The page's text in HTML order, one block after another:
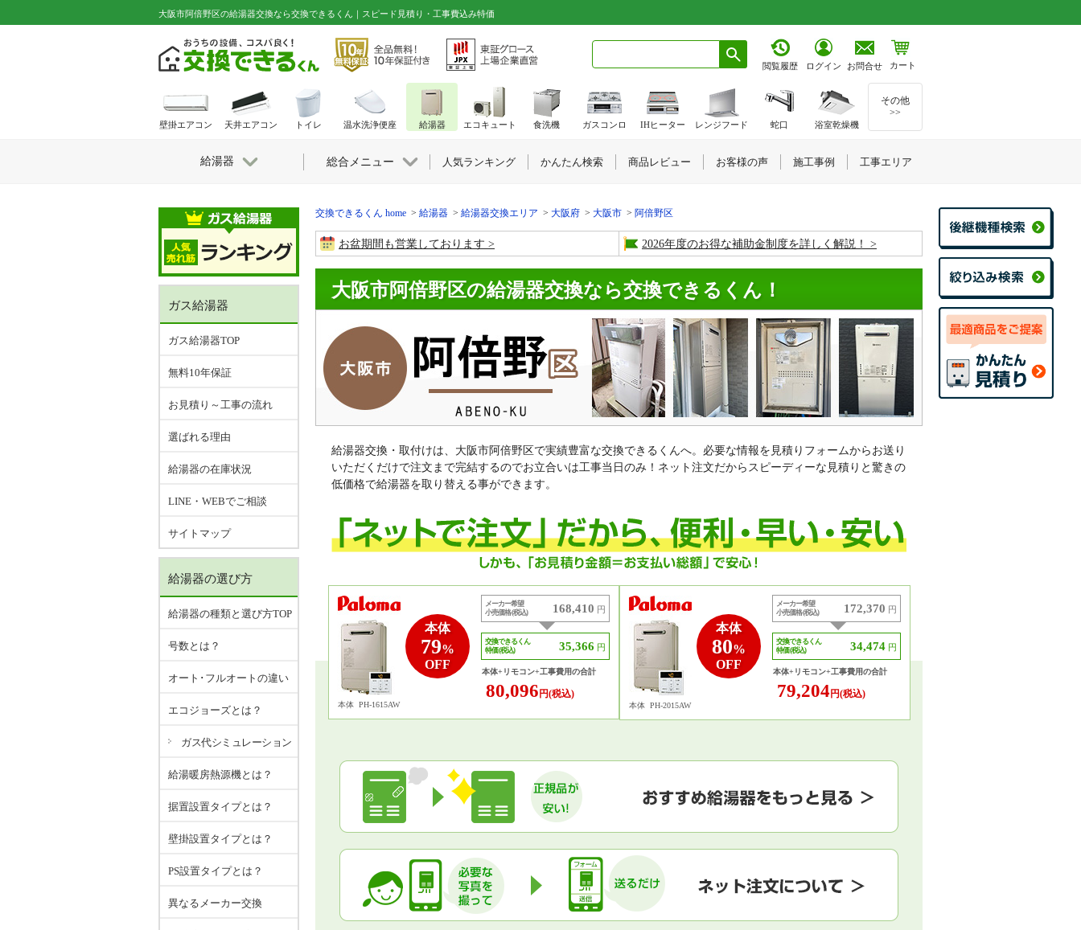
大阪市阿倍野区の給湯器交換なら交換できるくん｜スピード見積り・工事費込み特価
閲覧履歴 ログイン お問合せ カート
交換できるくん home 給湯器 給湯器交換エリア 大阪府 大阪市 阿倍野区
お盆期間も営業しております 2026年度のお得な補助金制度を詳しく解説！
大阪市阿倍野区の給湯器交換なら交換できるくん！
給湯器交換・取付けは、大阪市阿倍野区で実績豊富な交換できるくんへ。必要な情報を見積りフォームからお送り
いただくだけで注文まで完結するのでお立合いは工事当日のみ！ネット注文だからスピーディーな見積りと驚きの
低価格で給湯器を取り替える事ができます。
本体
79%
OFF
本体 PH-1615AW
メーカー希望
小売価格 (税込)
168,410 円
交換できるくん
特価 (税込)
35,366 円
本体+リモコン+工事費用の合計
80,096 円(税込)
本体
80%
OFF
本体 PH-2015AW
メーカー希望
小売価格 (税込)
172,370 円
交換できるくん
特価 (税込)
34,474 円
本体+リモコン+工事費用の合計
79,204 円(税込)
ガス給湯器
ガス給湯器TOP
無料10年保証
お見積り～工事の流れ
選ばれる理由
給湯器の在庫状況
LINE・WEBでご相談
サイトマップ
給湯器の選び方
給湯器の種類と選び方TOP
号数とは？
オート･フルオートの違い
エコジョーズとは？
ガス代シミュレーション
給湯暖房熱源機とは？
据置設置タイプとは？
壁掛設置タイプとは？
PS設置タイプとは？
異なるメーカー交換
壁掛エアコン 天井エアコン トイレ 温水洗浄便座 給湯器 エコキュート 食洗機 ガスコンロ IHヒーター レンジフード 蛇口 浴室乾燥機
その他
>>
給湯器 総合メニュー 人気ランキング かんたん検索 商品レビュー お客様の声 施工事例 工事エリア